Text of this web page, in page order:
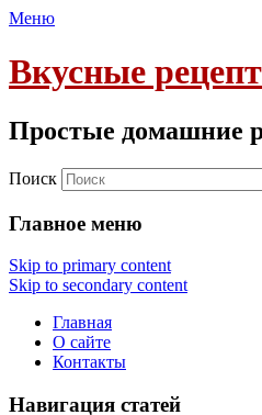
Меню
Вкусные
Простые домашние
Поиск
Главное меню
Skip to primary content
Skip to secondary content
Главная
О сайте
Контакты
Навигация статей